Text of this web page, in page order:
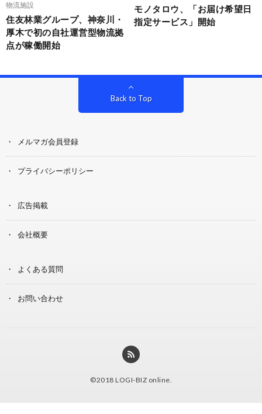
物流施設
住友林業グループ、神奈川・
厚木で初の自社運営型物流拠
点が稼働開始
モノタロウ、「お届け希望日
指定サービス」開始
Back to Top
メルマガ会員登録
プライバシーポリシー
広告掲載
会社概要
よくある質問
お問い合わせ
©2018 LOGI-BIZ online